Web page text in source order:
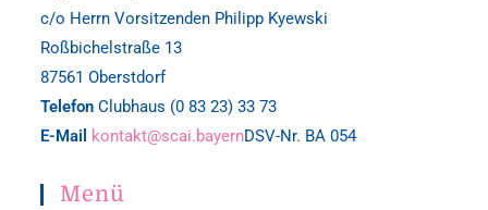
c/o Herrn Vorsitzenden Philipp Kyewski
Roßbichelstraße 13
87561 Oberstdorf
Telefon Clubhaus (0 83 23) 33 73
E-Mail
kontakt@scai.bayernDSV-Nr. BA 054
Menü